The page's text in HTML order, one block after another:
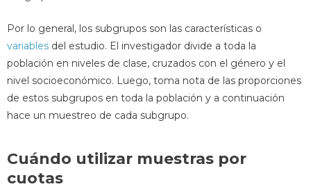
Por lo general, los subgrupos son las características o
variables del estudio. El investigador divide a toda la
población en niveles de clase, cruzados con el género y el
nivel socioeconómico. Luego, toma nota de las proporciones
de estos subgrupos en toda la población y a continuación
hace un muestreo de cada subgrupo.
Cuándo utilizar muestras por
cuotas